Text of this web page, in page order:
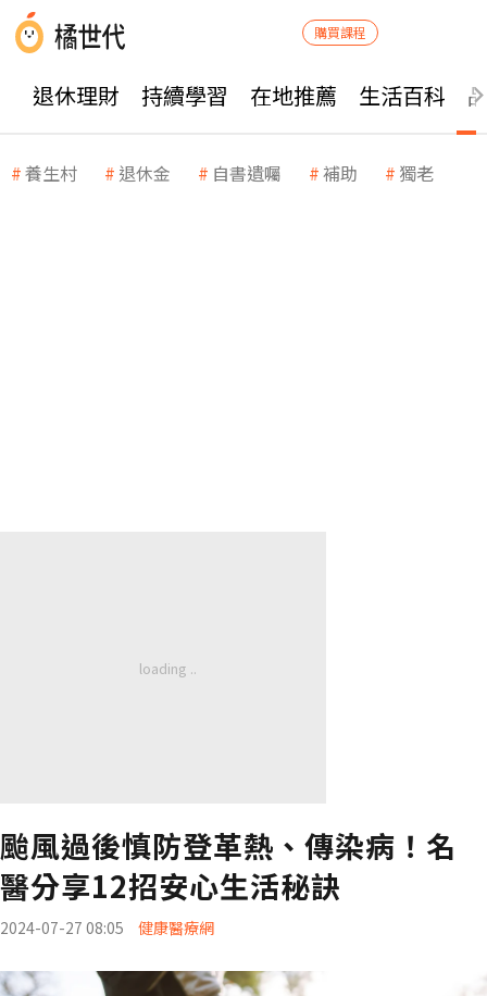
購買課程
退休理財 持續學習 在地推薦 生活百科
養生村 退休金 自書遺囑 補助 獨老
颱風過後慎防登革熱、傳染病！名
醫分享12招安心生活秘訣
2024-07-27 08:05 健康醫療網